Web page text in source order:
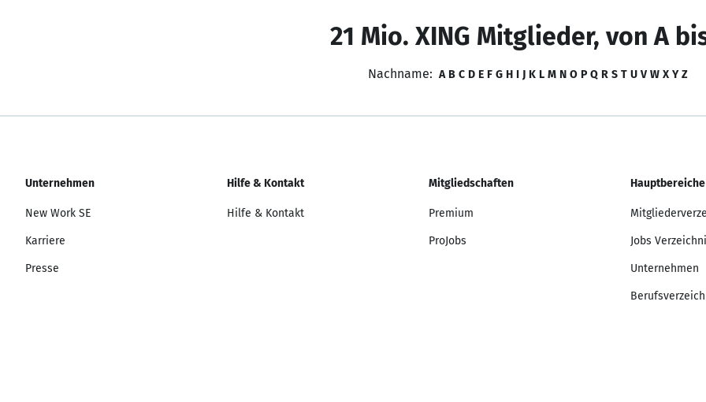
21 Mio. XING Mitglieder, von A
Nachname: A B C D E F G H I J K L M N O P Q R S T U V W X Y Z
Unternehmen
New Work SE
Karriere
Presse
Hilfe & Kontakt
Hilfe & Kontakt
Mitgliedschaften
Premium
ProJobs
Hauptbereiche
Jobs
Unternehmen